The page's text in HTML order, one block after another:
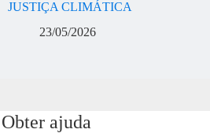
JUSTIÇA CLIMÁTICA
23/05/2026
Obter ajuda